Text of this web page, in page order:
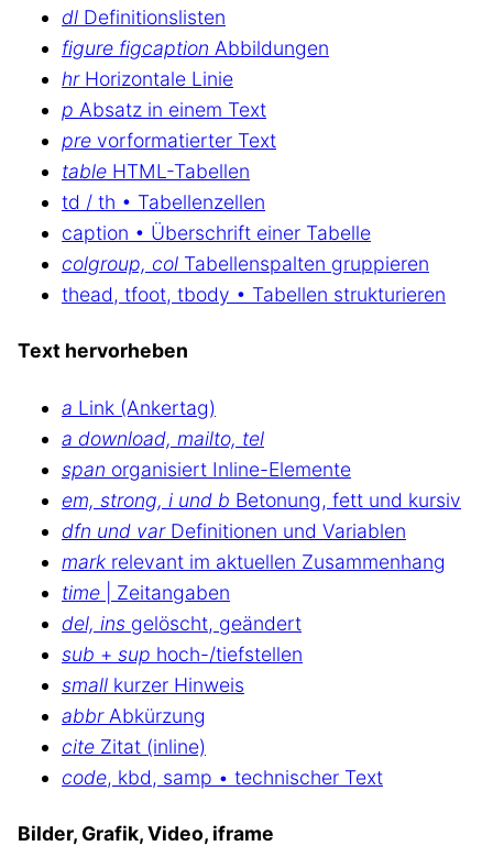
dl Definitionslisten
figure figcaption Abbildungen
hrHorizontale Linie
p Absatz in einem Text
pre vorformatierter Text
table HTML-Tabellen
td / th • Tabellenzellen
caption • Überschrift einer Tabelle
colgroup, col Tabellenspalten gruppieren
thead, tfoot, tbody • Tabellen strukturieren
Text hervorheben
a Link (Ankertag)
a download, mailto, tel
span organisiert Inline-Elemente
em, strong, i und b Betonung, fett und kursiv
dfn und varDefinitionen und Variablen
mark relevant im aktuellen Zusammenhang
time | Zeitangaben
del, ins gelöscht, geändert
sub + sup hoch-/tiefstellen
small kurzer Hinweis
abbrAbkürzung
cite Zitat (inline)
code, kbd, samp • technischer Text
Bilder, Grafik, Video, iframe